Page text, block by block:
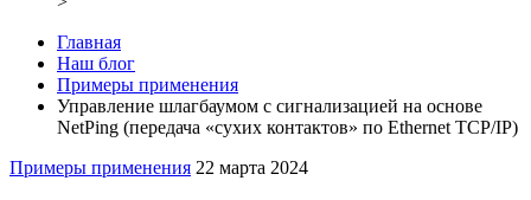
Главная
Наш блог
Примеры применения
Управление шлагбаумом с сигнализацией на основе
NetPing (передача «сухих контактов» по Ethernet TCP/IP)
Примеры применения 22 марта 2024